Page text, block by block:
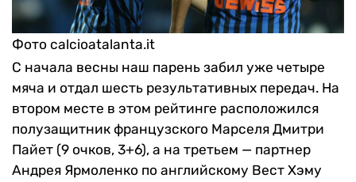
Фото calcioatalanta.it
С начала весны наш парень забил уже четыре
мяча и отдал шесть результативных передач. На
втором месте в этом рейтинге расположился
полузащитник французского Марселя Дмитри
Пайет (9 очков, 3+6), а на третьем — партнер
Андрея Ярмоленко по английскому Вест Хэму